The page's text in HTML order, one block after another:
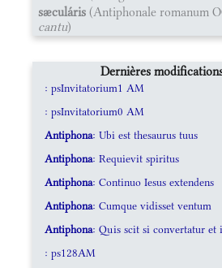
sæculáris (Antiphonale romanum
cantu)
Dernières
: psInvitatorium1 AM
: psInvitatorium0 AM
Antiphona: Ubi est thesaurus tuus
Antiphona: Requievit spiritus
Antiphona: Continuo Iesus extendens
Antiphona: Cumque vidisset ventum
Antiphona: Quis scit si convertatur et
: ps128AM